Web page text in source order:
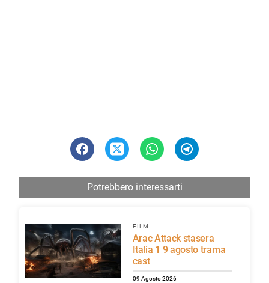
Potrebbero interessarti
FILM
Arac Attack stasera
Italia 1 9 agosto trama
cast
09 Agosto 2026